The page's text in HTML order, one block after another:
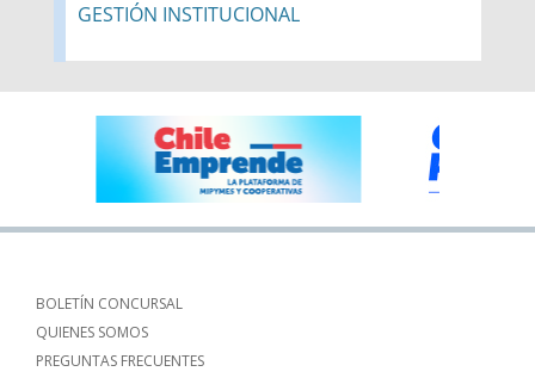
GESTIÓN INSTITUCIONAL
BOLETÍN CONCURSAL
QUIENES SOMOS
PREGUNTAS FRECUENTES